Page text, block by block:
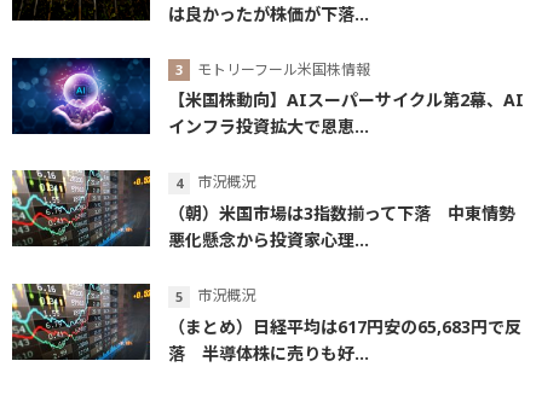
は良かったが株価が下落...
モトリーフール米国株情報
【米国株動向】AIスーパーサイクル第2幕、AI
インフラ投資拡大で恩恵...
市況概況
（朝）米国市場は3指数揃って下落 中東情勢
悪化懸念から投資家心理...
市況概況
（まとめ）日経平均は617円安の65,683円で反
落 半導体株に売りも好...